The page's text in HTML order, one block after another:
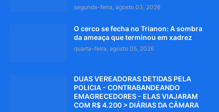
segunda-feira, agosto 03, 2026
O cerco se fecha no Trianon: A sombra
da ameaça que terminou em xadrez
quarta-feira, agosto 05, 2026
DUAS VEREADORAS DETIDAS PELA
POLICIA - CONTRABANDEANDO
EMAGRECEDORES - ELAS VIAJARAM
COM R$ 4.200 > DIÁRIAS DA CÂMARA